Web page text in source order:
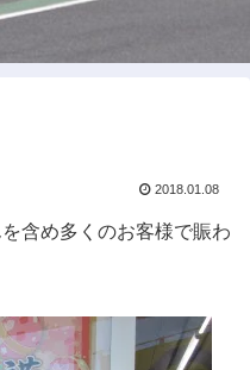
2018.01.08
含め多くのお客様で賑わ